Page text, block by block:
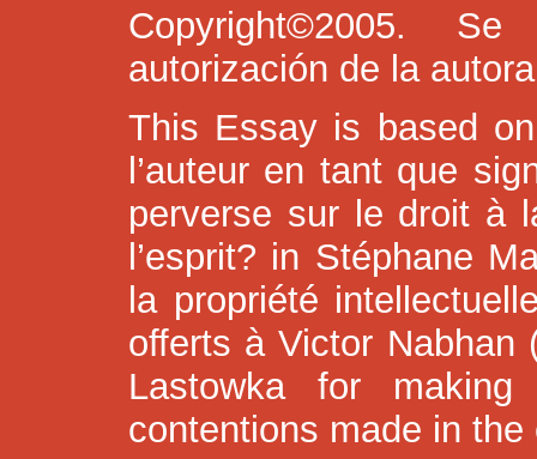
Copyright©2005.
autorización de la
This Essay is based
l’auteur en tant que
perverse sur le droit à
l’esprit? in Stéphane
la propriété
offerts à Victor Nabhan
Lastowka for
contentions made in